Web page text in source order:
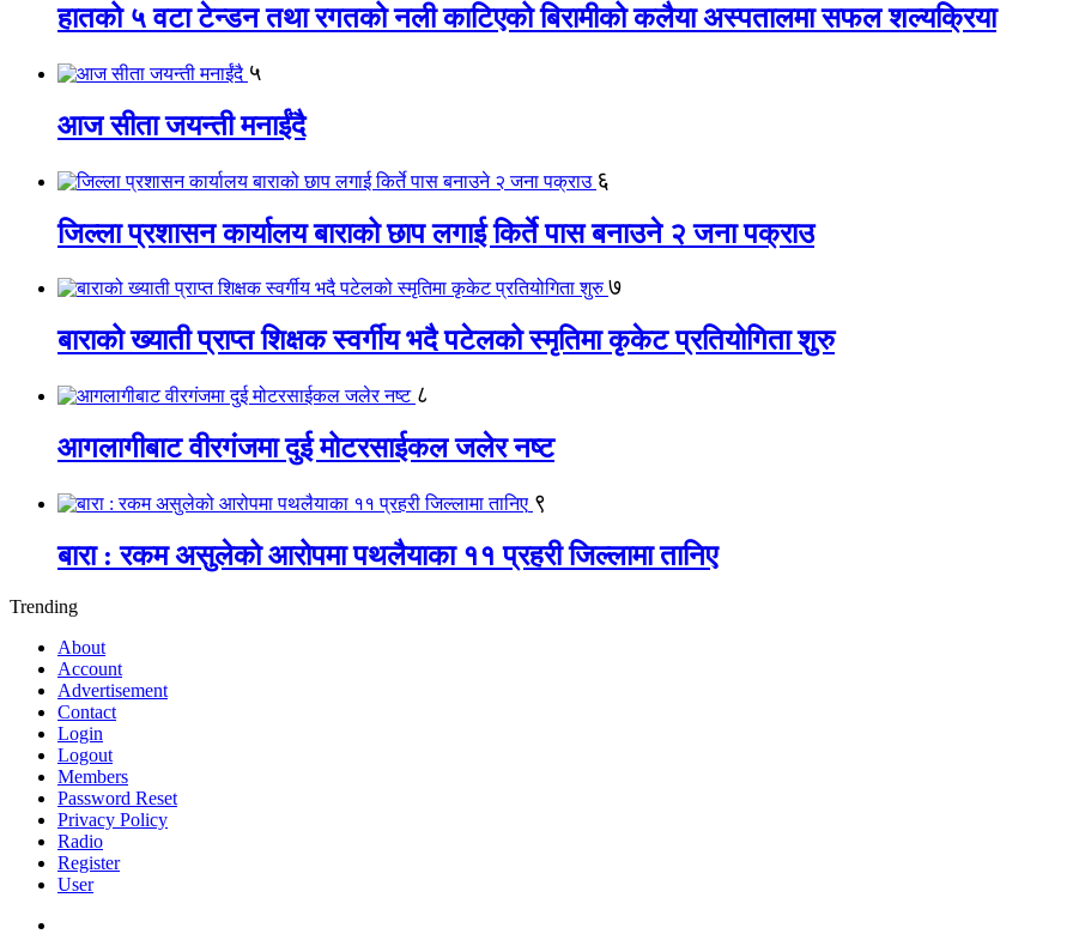
हातको ५ वटा टेन्डन तथा रगतको नली काटिएको बिरामीको कलैया अस्पतालमा सफल शल्यक्रिया
५
आज सीता जयन्ती मनाईंदै
६
जिल्ला प्रशासन कार्यालय बाराको छाप लगाई किर्ते पास बनाउने २ जना पक्राउ
७
बाराको ख्याती प्राप्त शिक्षक स्वर्गीय भदै पटेलको स्मृतिमा कृकेट प्रतियोगिता शुरु
८
आगलागीबाट वीरगंजमा दुई मोटरसाईकल जलेर नष्ट
९
बारा : रकम असुलेको आरोपमा पथलैयाका ११ प्रहरी जिल्लामा तानिए
Trending
About
Account
Advertisement
Contact
Login
Logout
Members
Password Reset
Privacy Policy
Radio
Register
User